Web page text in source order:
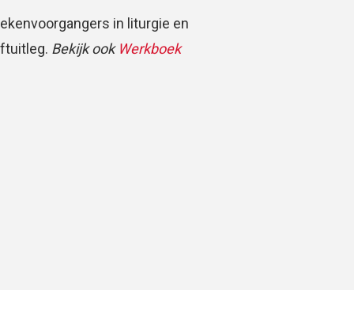
in liturgie en
Bekijk ook Werkboek